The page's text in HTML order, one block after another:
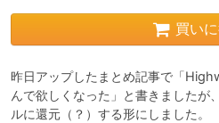
買いに
昨日アップしたまとめ記事で「
んで欲しくなった」と書きましたが
ルに還元（？）する形にしました。